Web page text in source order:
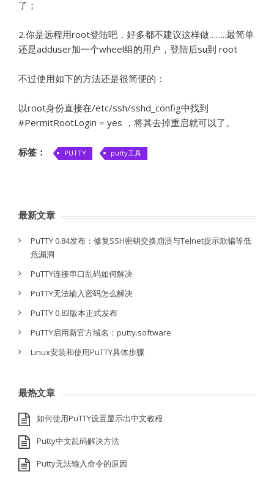
了；
2.你是远程用root登陆吧，好多都不建议这样做……..最简单
还是adduser加一个wheel组的用户，登陆后su到 root
不过使用如下的方法还是很简便的：
以root身份直接在/etc/ssh/sshd_config中找到
#PermitRootLogin = yes ，将其去掉重启就可以了。
标签： PUTTY putty工具
最新文章
PuTTY 0.84发布：修复SSH密钥交换崩溃与Telnet提示欺骗等低
危漏洞
PuTTY连接串口乱码如何解决
PuTTY无法输入密码怎么解决
PuTTY 0.83版本正式发布
PuTTY启用新官方域名：putty.software
Linux安装和使用PuTTY具体步骤
最热文章
如何使用PuTTY设置显示出中文教程
Putty中文乱码解决方法
Putty无法输入命令的原因